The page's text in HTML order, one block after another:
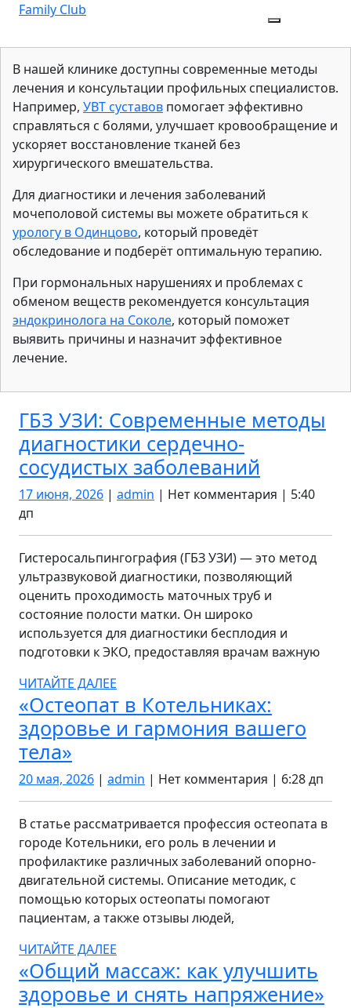
Перейти
содержимому
Family Club
Открыть
Закрыть
В нашей клинике доступны современные методы
лечения и консультации профильных специалистов.
Например, УВТ суставов помогает эффективно
справляться с болями, улучшает кровообращение и
ускоряет восстановление тканей без
хирургического вмешательства.
Для диагностики и лечения заболеваний
мочеполовой системы вы можете обратиться к
урологу в Одинцово, который проведёт
обследование и подберёт оптимальную терапию.
При гормональных нарушениях и проблемах с
обменом веществ рекомендуется консультация
эндокринолога на Соколе, который поможет
выявить причины и назначит эффективное
лечение.
ГБЗ УЗИ: Современные методы
диагностики сердечно-
сосудистых заболеваний
УЗИ:
методы
17 июня, 202617
2026
| admin admin
| Нет комментария | 5:40
дп
Гистеросальпингография (ГБЗ УЗИ) — это метод
ультразвуковой диагностики, позволяющий
оценить проходимость маточных труб и
состояние полости матки. Он широко
используется для диагностики бесплодия и
подготовки к ЭКО, предоставляя врачам важную
ЧИТАЙТЕ ДАЛЕЕ
ДАЛЕЕ
«Остеопат в Котельниках:
здоровье и гармония вашего
тела»
в
Котельниках:
здоровье
и
гармония
вашего
тела»
20 мая, 202620
мая,
| admin admin
| Нет комментария | 6:28 дп
В статье рассматривается профессия остеопата в
городе Котельники, его роль в лечении и
профилактике различных заболеваний опорно-
двигательной системы. Описание методик, с
помощью которых остеопаты помогают
пациентам, а также отзывы людей,
ЧИТАЙТЕ ДАЛЕЕ
ДАЛЕЕ
«Общий массаж: как улучшить
здоровье и снять напряжение»